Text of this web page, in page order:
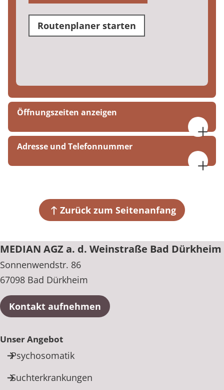
Routenplaner starten
Öffnungszeiten anzeigen
Mo-Do 09:00-17:00, Fr 09:00-16:00
Adresse und Telefonnummer
+49 6322 794-730
Zurück zum Seitenanfang
MEDIAN AGZ a. d. Weinstraße Bad Dürkheim
Sonnenwendstr. 86
67098 Bad Dürkheim
Kontakt aufnehmen
Unser Angebot
Psychosomatik
Suchterkrankungen